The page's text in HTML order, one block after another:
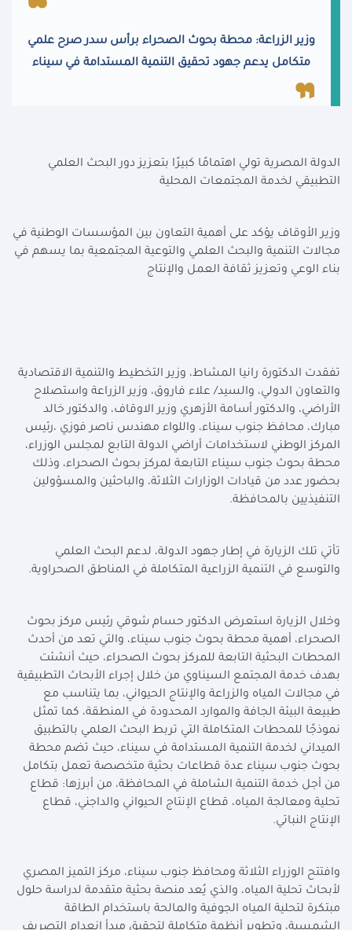
وزير الزراعة: محطة بحوث الصحراء برأس سدر صرح علمي
متكامل يدعم جهود تحقيق التنمية المستدامة في سيناء
الدولة المصرية تولي اهتمامًا كبيرًا بتعزيز دور البحث العلمي
التطبيقي لخدمة المجتمعات المحلية
وزير الأوقاف يؤكد على أهمية التعاون بين المؤسسات الوطنية في
مجالات التنمية والبحث العلمي والتوعية المجتمعية بما يسهم في
بناء الوعي وتعزيز ثقافة العمل والإنتاج
تفقدت الدكتورة رانيا المشاط، وزير التخطيط والتنمية الاقتصادية
والتعاون الدولي، والسيد/ علاء فاروق، وزير الزراعة واستصلاح
الأراضي، والدكتور أسامة الأزهري وزير الاوقاف، والدكتور خالد
مبارك، محافظ جنوب سيناء، واللواء مهندس ناصر فوزي ،رئيس
المركز الوطني لاستخدامات أراضي الدولة التابع لمجلس الوزراء،
محطة بحوث جنوب سيناء التابعة لمركز بحوث الصحراء، وذلك
بحضور عدد من قيادات الوزارات الثلاثة، والباحثين والمسؤولين
التنفيذيين بالمحافظة.
تأتي تلك الزيارة في إطار جهود الدولة، لدعم البحث العلمي
والتوسع في التنمية الزراعية المتكاملة في المناطق الصحراوية.
وخلال الزيارة استعرض الدكتور حسام شوقي رئيس مركز بحوث
الصحراء، أهمية محطة بحوث جنوب سيناء، والتي تعد من أحدث
المحطات البحثية التابعة للمركز بحوث الصحراء، حيث أنشئت
بهدف خدمة المجتمع السيناوي من خلال إجراء الأبحاث التطبيقية
في مجالات المياه والزراعة والإنتاج الحيواني، بما يتناسب مع
طبيعة البيئة الجافة والموارد المحدودة في المنطقة، كما تمثل
نموذجًا للمحطات المتكاملة التي تربط البحث العلمي بالتطبيق
الميداني لخدمة التنمية المستدامة في سيناء، حيث تضم محطة
بحوث جنوب سيناء عدة قطاعات بحثية متخصصة تعمل بتكامل
من أجل خدمة التنمية الشاملة في المحافظة، من أبرزها: قطاع
تحلية ومعالجة المياه، قطاع الإنتاج الحيواني والداجني، قطاع
الإنتاج النباتي.
وافتتح الوزراء الثلاثة ومحافظ جنوب سيناء، مركز التميز المصري
لأبحاث تحلية المياه، والذي يُعد منصة بحثية متقدمة لدراسة حلول
مبتكرة لتحلية المياه الجوفية والمالحة باستخدام الطاقة